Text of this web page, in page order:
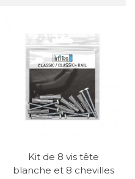
des charges
alors que la
supporter jusqu'à 20
capacité de
solution idéale pour
anodisé pour
Kit de 8 vis tête
blanche et 8 chevilles